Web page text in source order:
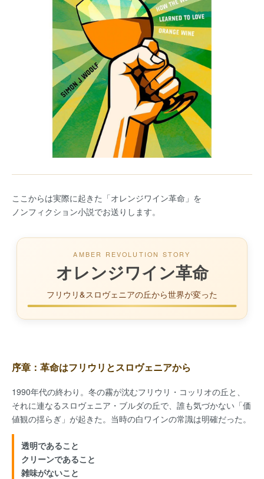
ここからは実際に起きた「オレンジワイン革命」を
ノンフィクション小説でお送りします。
AMBER REVOLUTION STORY
オレンジワイン革命
フリウリ&スロヴェニアの丘から世界が変った
序章：革命はフリウリとスロヴェニアから
1990年代の終わり。冬の霧が沈むフリウリ・コッリオの丘と、
それに連なるスロヴェニア・ブルダの丘で、誰も気づかない「価
値観の揺らぎ」が起きた。当時の白ワインの常識は明確だった。
透明であること
クリーンであること
雑味がないこと